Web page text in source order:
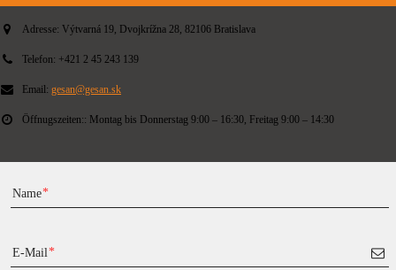
Adresse: Výtvarná 19, Dvojkrížna 28, 82106 Bratislava
Telefon: +421 2 45 243 139
Email: gesan@gesan.sk
Öffnugszeiten:: Montag bis Donnerstag 9:00 – 16:30, Freitag 9:00 – 14:30
Name
E-Mail